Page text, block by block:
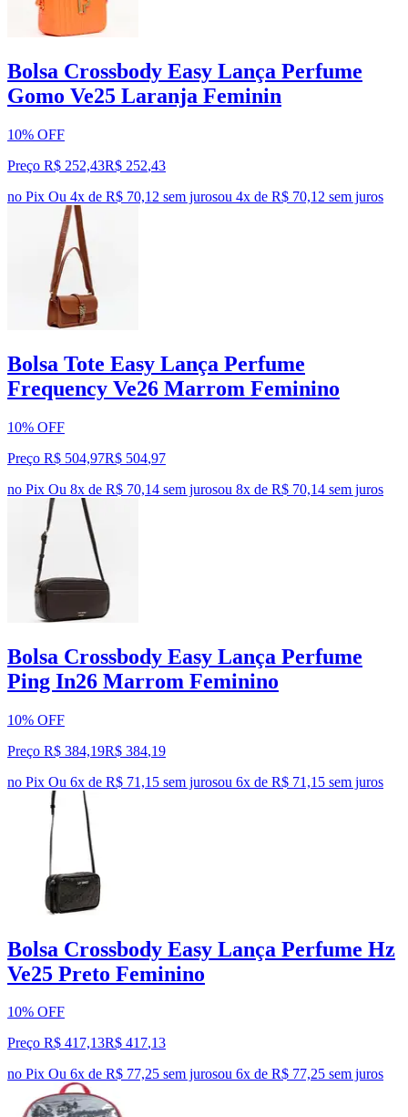
Bolsa Crossbody Easy Lança Perfume
Gomo Ve25 Laranja Feminin
10% OFF
Preço R$ 252,43R$ 252,43
no Pix Ou 4x de R$ 70,12 sem jurosou 4x de R$ 70,12 sem juros
Bolsa Tote Easy Lança Perfume
Frequency Ve26 Marrom Feminino
10% OFF
Preço R$ 504,97R$ 504,97
no Pix Ou 8x de R$ 70,14 sem jurosou 8x de R$ 70,14 sem juros
Bolsa Crossbody Easy Lança Perfume
Ping In26 Marrom Feminino
10% OFF
Preço R$ 384,19R$ 384,19
no Pix Ou 6x de R$ 71,15 sem jurosou 6x de R$ 71,15 sem juros
Bolsa Crossbody Easy Lança Perfume Hz
Ve25 Preto Feminino
10% OFF
Preço R$ 417,13R$ 417,13
no Pix Ou 6x de R$ 77,25 sem jurosou 6x de R$ 77,25 sem juros